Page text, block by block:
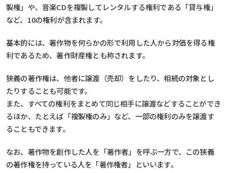
製権」や、音楽CDを複製してレンタルする権利である「貸与権」
など、10の権利が含まれます。
基本的には、著作物を何らかの形で利用した人から対価を得る権
利であるため、著作財産権とも称されます。
狭義の著作権は、他者に譲渡（売却）をしたり、相続の対象とし
たりすることも可能です。
また、すべての権利をまとめて同じ相手に譲渡などすることができ
るほか、たとえば「複製権のみ」など、一部の権利のみを譲渡す
ることもできます。
なお、著作物を創作した人を「著作者」を呼ぶ一方で、この狭義
の著作権を持っている人を「著作権者」といいます。